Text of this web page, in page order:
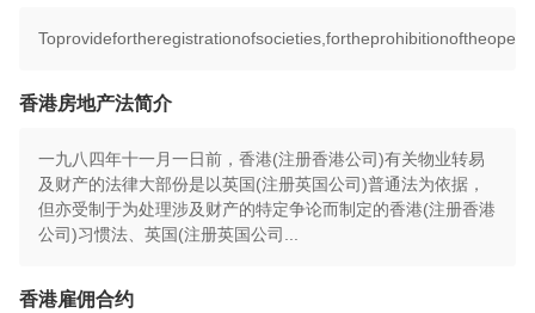
香港房地产法简介
一九八四年十一月一日前，香港(注册香港公司)有关物业转易
及财产的法律大部份是以英国(注册英国公司)普通法为依据，
但亦受制于为处理涉及财产的特定争论而制定的香港(注册香港
公司)习惯法、英国(注册英国公司...
香港雇佣合约